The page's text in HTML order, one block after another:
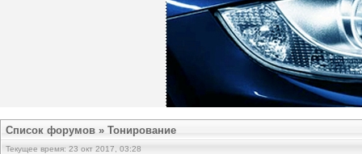
Список форумов » Тонирование
Текущее время: 23 окт 2017, 03:28